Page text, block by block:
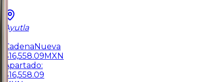
Ayutla
CadenaNueva
$16,558.09MXN
Apartado:
$16,558.09